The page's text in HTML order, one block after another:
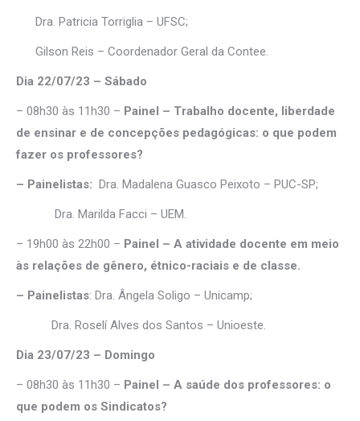
Dra. Patricia Torriglia – UFSC;
Gilson Reis – Coordenador Geral da Contee.
Dia 22/07/23 – Sábado
– 08h30 às 11h30 – Painel – Trabalho docente, liberdade
de ensinar e de concepções pedagógicas: o que podem
fazer os professores?
– Painelistas: Dra. Madalena Guasco Peixoto – PUC-SP;
Dra. Marilda Facci – UEM.
– 19h00 às 22h00 – Painel – A atividade docente em meio
às relações de gênero, étnico-raciais e de classe.
– Painelistas: Dra. Ângela Soligo – Unicamp;
Dra. Roselí Alves dos Santos – Unioeste.
Dia 23/07/23 – Domingo
– 08h30 às 11h30 – Painel – A saúde dos professores: o
que podem os Sindicatos?